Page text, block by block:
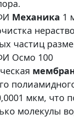
Механика 1
частиц
Осмо 100
мкм, что
молекулы